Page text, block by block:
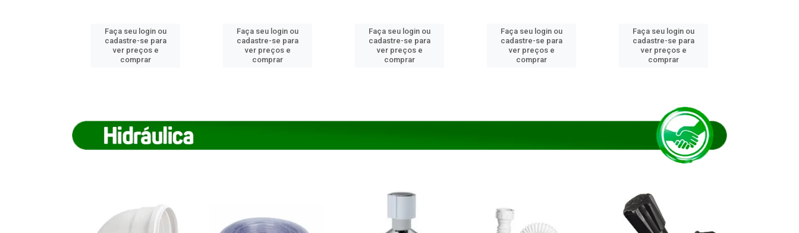
Faça seu login ou
cadastre-se para
ver preços e
comprar
Faça seu login ou
cadastre-se para
ver preços e
comprar
Faça seu login ou
cadastre-se para
ver preços e
comprar
Faça seu login ou
cadastre-se para
ver preços e
comprar
Faça seu login ou
cadastre-se para
ver preços e
comprar